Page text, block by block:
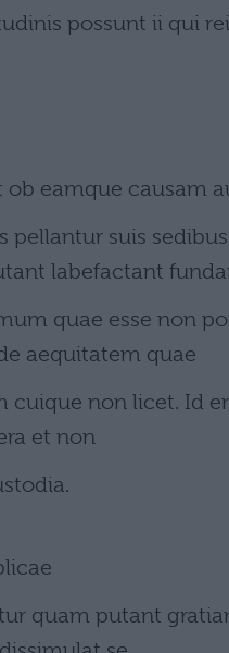
possunt ii qui
eamque causam
pellantur suis
labefactant
quae esse non
aequitatem quae
cuique non licet. Id
et non
quam putant